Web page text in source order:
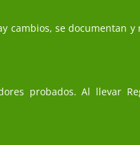
cambios, se documentan y
probados. Al llevar